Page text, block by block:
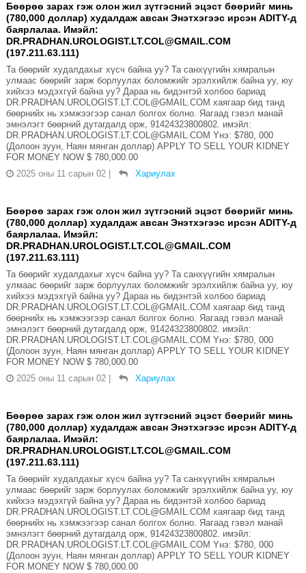
Бөөрөө зарах гэж олон жил зүтгэсний эцэст бөөрийг минь
(780,000 доллар) худалдаж авсан Энэтхэгээс ирсэн ADITY-д
баярлалаа. Имэйл:
DR.PRADHAN.UROLOGIST.LT.COL@GMAIL.COM
(197.211.63.111)
Та бөөрийг худалдахыг хүсч байна уу? Та санхүүгийн хямралын
улмаас бөөрийг зарж борлуулах боломжийг эрэлхийлж байна уу, юу
хийхээ мэдэхгүй байна уу? Дараа нь бидэнтэй холбоо бариад
DR.PRADHAN.UROLOGIST.LT.COL@GMAIL.COM хаягаар бид танд
бөөрнийх нь хэмжээгээр санал болгох болно. Яагаад гэвэл манай
эмнэлэгт бөөрний дутагдалд орж, 91424323800802. имэйл:
DR.PRADHAN.UROLOGIST.LT.COL@GMAIL.COM Yнэ: $780, 000
(Долоон зуун, Наян мянган доллар) APPLY TO SELL YOUR KIDNEY
FOR MONEY NOW $ 780,000.00
2025 оны 11 сарын 02
Хариулах
Бөөрөө зарах гэж олон жил зүтгэсний эцэст бөөрийг минь
(780,000 доллар) худалдаж авсан Энэтхэгээс ирсэн ADITY-д
баярлалаа. Имэйл:
DR.PRADHAN.UROLOGIST.LT.COL@GMAIL.COM
(197.211.63.111)
Та бөөрийг худалдахыг хүсч байна уу? Та санхүүгийн хямралын
улмаас бөөрийг зарж борлуулах боломжийг эрэлхийлж байна уу, юу
хийхээ мэдэхгүй байна уу? Дараа нь бидэнтэй холбоо бариад
DR.PRADHAN.UROLOGIST.LT.COL@GMAIL.COM хаягаар бид танд
бөөрнийх нь хэмжээгээр санал болгох болно. Яагаад гэвэл манай
эмнэлэгт бөөрний дутагдалд орж, 91424323800802. имэйл:
DR.PRADHAN.UROLOGIST.LT.COL@GMAIL.COM Yнэ: $780, 000
(Долоон зуун, Наян мянган доллар) APPLY TO SELL YOUR KIDNEY
FOR MONEY NOW $ 780,000.00
2025 оны 11 сарын 02
Хариулах
Бөөрөө зарах гэж олон жил зүтгэсний эцэст бөөрийг минь
(780,000 доллар) худалдаж авсан Энэтхэгээс ирсэн ADITY-д
баярлалаа. Имэйл:
DR.PRADHAN.UROLOGIST.LT.COL@GMAIL.COM
(197.211.63.111)
Та бөөрийг худалдахыг хүсч байна уу? Та санхүүгийн хямралын
улмаас бөөрийг зарж борлуулах боломжийг эрэлхийлж байна уу, юу
хийхээ мэдэхгүй байна уу? Дараа нь бидэнтэй холбоо бариад
DR.PRADHAN.UROLOGIST.LT.COL@GMAIL.COM хаягаар бид танд
бөөрнийх нь хэмжээгээр санал болгох болно. Яагаад гэвэл манай
эмнэлэгт бөөрний дутагдалд орж, 91424323800802. имэйл:
DR.PRADHAN.UROLOGIST.LT.COL@GMAIL.COM Yнэ: $780, 000
(Долоон зуун, Наян мянган доллар) APPLY TO SELL YOUR KIDNEY
FOR MONEY NOW $ 780,000.00